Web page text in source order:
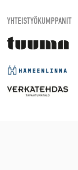
YHTEISTYÖKUMPPANIT